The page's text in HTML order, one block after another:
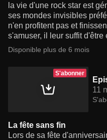
la vie d'une rock star est
ses mondes invisibles
n'en profitent pas et
s'amuser, il leur suffit d'être
Disponible plus de 6 mois
S'abonner
11
La fête sans fin
Lors de sa fête